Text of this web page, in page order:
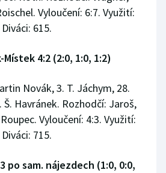
Vyloučení: 6:7. Využití:
615.
4:2 (2:0, 1:0, 1:2)
Novák, 3. T. Jáchym, 28.
Š. Havránek. Rozhodčí: Jaroš,
Vyloučení: 4:3. Využití:
715.
po sam. nájezdech (1:0, 0:0,